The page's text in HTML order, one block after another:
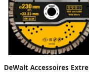
DeWalt Accessoires